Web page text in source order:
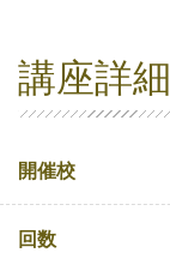
講座詳細
開催校
回数